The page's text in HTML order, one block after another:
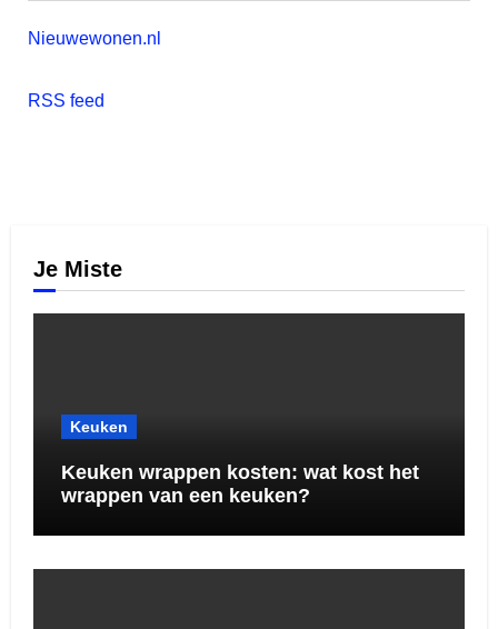
Nieuwewonen.nl
RSS feed
Je Miste
Keuken
Keuken wrappen kosten: wat kost het
wrappen van een keuken?